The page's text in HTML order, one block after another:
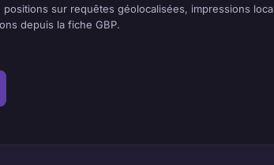
positions sur requêtes géolocalisées, impressions
depuis la fiche GBP.